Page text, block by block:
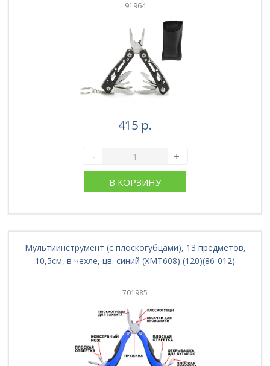
91964
415 р.
- +
В КОРЗИНУ
Мультиинструмент (с плоскогубцами), 13 предметов,
10,5см, в чехле, цв. синий (XMT608) (120)(86-012)
701985